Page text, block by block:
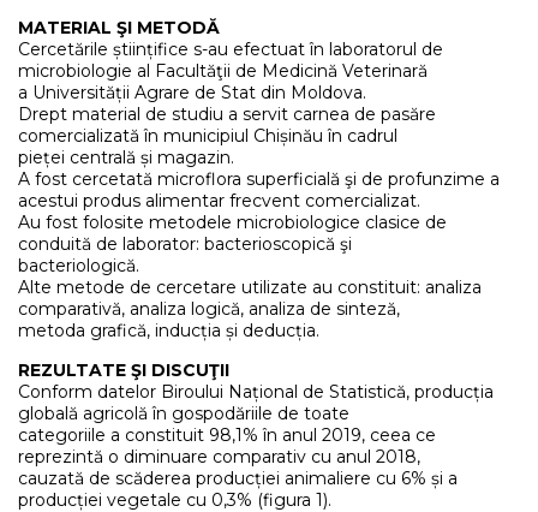
MATERIAL ŞI METODĂ
Cercetările științifice s-au efectuat în laboratorul de
microbiologie al Facultăţii de Medicină Veterinară
a Universității Agrare de Stat din Moldova.
Drept material de studiu a servit carnea de pasăre
comercializată în municipiul Chișinău în cadrul
pieței centrală și magazin.
A fost cercetată microflora superficială şi de profunzime a
acestui produs alimentar frecvent comercializat.
Au fost folosite metodele microbiologice clasice de
conduită de laborator: bacterioscopică şi
bacteriologică.
Alte metode de cercetare utilizate au constituit: analiza
comparativă, analiza logică, analiza de sinteză,
metoda grafică, inducția și deducția.
REZULTATE ŞI DISCUŢII
Conform datelor Biroului Național de Statistică, producția
globală agricolă în gospodăriile de toate
categoriile a constituit 98,1% în anul 2019, ceea ce
reprezintă o diminuare comparativ cu anul 2018,
cauzată de scăderea producției animaliere cu 6% și a
producției vegetale cu 0,3% (figura 1).